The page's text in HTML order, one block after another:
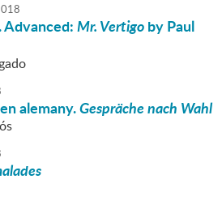
Mr. Vertigoby Paul
alemany.Gespräche nach Wahl